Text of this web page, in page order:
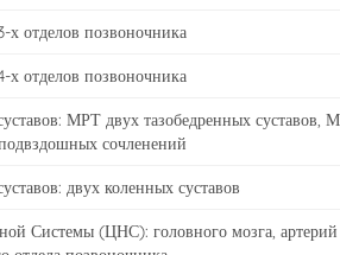
позвоночника
позвоночника
МРТ двух тазобедренных суставов,
сочленений
двух коленных суставов
Системы (ЦНС): головного мозга, артерий